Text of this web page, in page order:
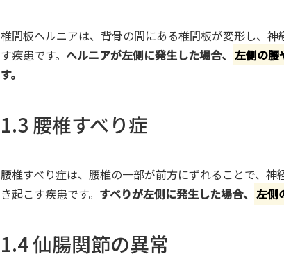
椎間板ヘルニアは、背骨の間にある椎間板が変形し、
す疾患です。 ヘルニアが左側に発生した場合、 左側の腰
す。
1.3 腰椎すべり症
腰椎すべり症は、腰椎の一部が前方にずれることで、
き起こす疾患です。 すべりが左側に発生した場合、 左側
1.4 仙腸関節の異常